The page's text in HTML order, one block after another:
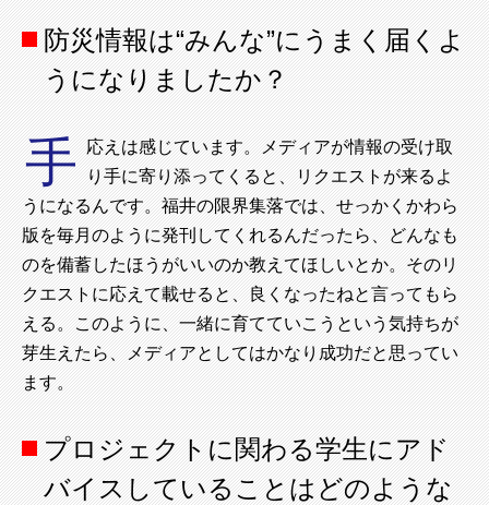
防災情報は“みんな”にうまく届くよ
うになりましたか？
手 応えは感じています。メディアが情報の受け取
り手に寄り添ってくると、リクエストが来るよ
うになるんです。福井の限界集落では、せっかくかわら
版を毎月のように発刊してくれるんだったら、どんなも
のを備蓄したほうがいいのか教えてほしいとか。そのリ
クエストに応えて載せると、良くなったねと言ってもら
える。このように、一緒に育てていこうという気持ちが
芽生えたら、メディアとしてはかなり成功だと思ってい
ます。
プロジェクトに関わる学生にアド
バイスしていることはどのような